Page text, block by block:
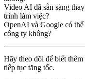
Video AI đã sẵn sàng
trình làm việc?
OpenAI và Google có
công ty không?
Hãy theo dõi để biết
tiếp tục tăng tốc.